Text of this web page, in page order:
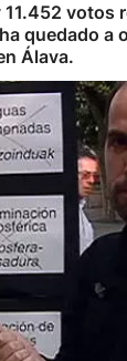
11.452 votos
quedado a
Álava.